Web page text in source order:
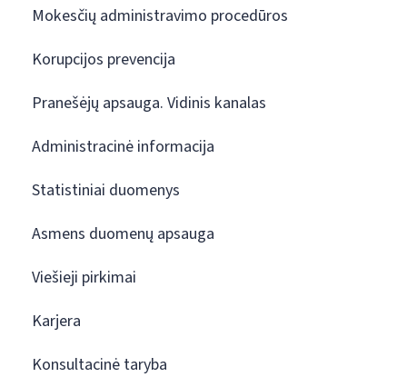
Mokesčių administravimo procedūros
Korupcijos prevencija
Pranešėjų apsauga. Vidinis kanalas
Administracinė informacija
Statistiniai duomenys
Asmens duomenų apsauga
Viešieji pirkimai
Karjera
Konsultacinė taryba